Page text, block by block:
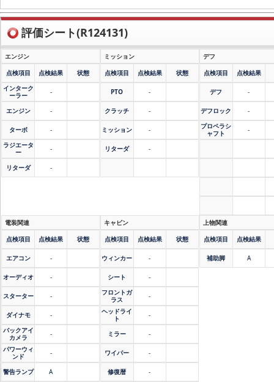
評価シート(R124131)
エンジン
点検項目
点検結果
状態
インターク
ーラー
-
エンジン -
ターボ
-
ラジエータ
ー
-
リターダ -
ミッション
点検項目
点検結果 状態
PTO -
クラッチ -
ミッション -
リターダ -
デフ
点検項目
点検結果
デフ -
デフロック
-
プロペラシ
ャフト
-
電装関連
点検項目
点検結果 状態
エアコン -
オーディオ -
スターター -
ダイナモ
-
バックアイ
カメラ
-
パワーウィ
ンド
-
警告ランプ
A
キャビン
点検項目
点検結果 状態
ウィンカー -
シート
-
フロントガ
ラス
-
ヘッドライ
ト
-
ミラー -
ワイパー -
修復暦 -
上物関連
点検項目
点検結果
補助脚 A